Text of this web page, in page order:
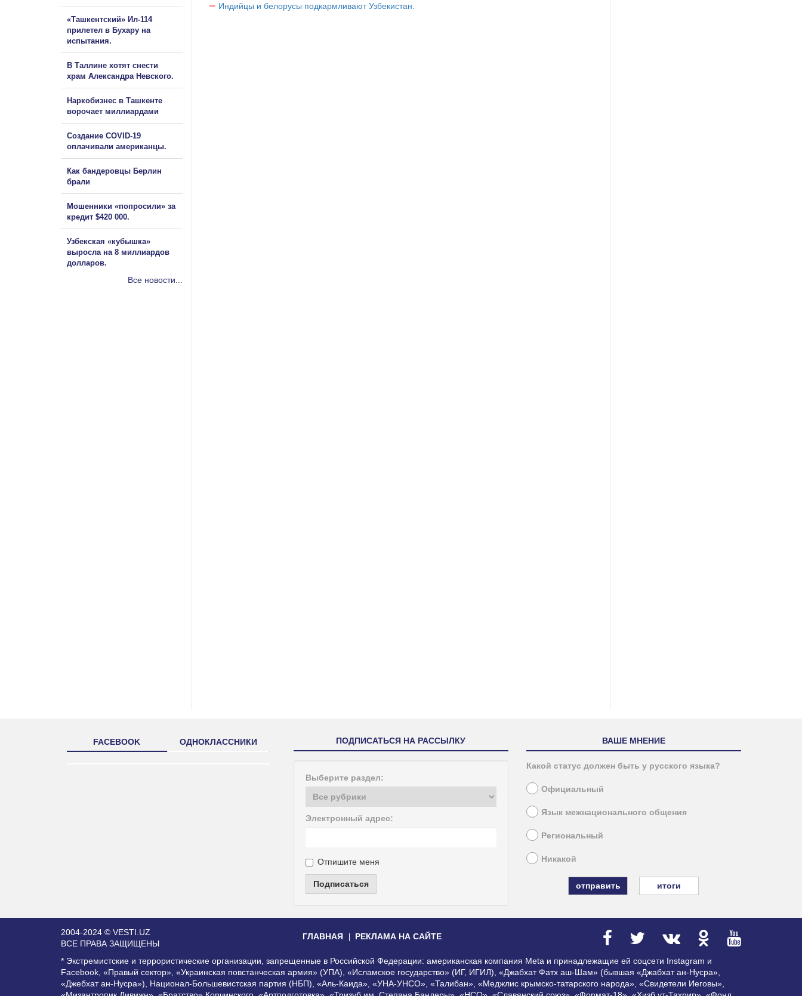
Индийцы и белорусы подкармливают Узбекистан.
«Ташкентский» Ил-114
прилетел в Бухару на
испытания.
В Таллине хотят снести
храм Александра Невского.
Наркобизнес в Ташкенте
ворочает миллиардами
Создание COVID-19
оплачивали американцы.
Как бандеровцы Берлин
брали
Мошенники «попросили» за
кредит $420 000.
Узбекская «кубышка»
выросла на 8 миллиардов
долларов.
Все новости...
FACEBOOK ОДНОКЛАССНИКИ ПОДПИСАТЬСЯ НА РАССЫЛКУ
Выберите раздел:
Электронный адрес:
Отпишите меня
Подписаться
ВАШЕ МНЕНИЕ
Какой статус должен быть у русского языка?
Официальный
Язык межнационального общения
Региональный
Никакой
итоги
2004-2024 © VESTI.UZ
ВСЕ ПРАВА ЗАЩИЩЕНЫ
ГЛАВНАЯ РЕКЛАМА НА САЙТЕ
* Экстремистские и террористические организации, запрещенные в Российской Федерации: американская компания Meta и принадлежащие ей соцсети Instagram и
Facebook, «Правый сектор», «Украинская повстанческая армия» (УПА), «Исламское государство» (ИГ, ИГИЛ), «Джабхат Фатх аш-Шам» (бывшая «Джабхат ан-Нусра»,
«Джебхат ан-Нусра»), Национал-Большевистская партия (НБП), «Аль-Каида», «УНА-УНСО», «Талибан», «Меджлис крымско-татарского народа», «Свидетели Иеговы»,